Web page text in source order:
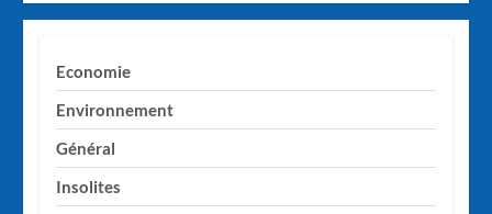
Economie
Environnement
Général
Insolites